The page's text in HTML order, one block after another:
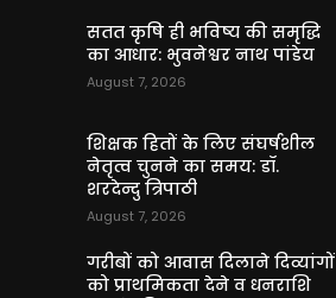
सतत कृषि ही भविष्य की समृद्धि
का आधार: भुवनेश्वर नाथ पांडेय
August 7, 2026
शिक्षक हितों के लिए संघर्षशील
नेतृत्व चुनने का समय: डॉ.
शरदेन्दु त्रिपाठी
August 7, 2026
गरीबों को आवास दिलाने दिव्यांगों
को प्राथमिकता देने व धनराशि